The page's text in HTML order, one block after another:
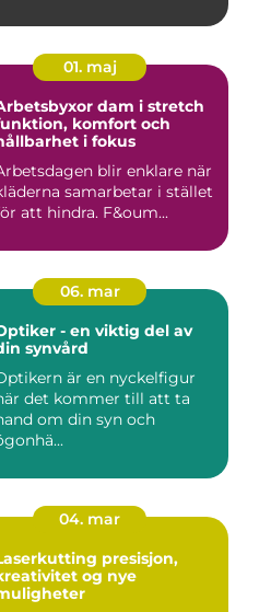
01. maj
dam i stretch
komfort och
i fokus
blir enklare när
samarbetar i stället
att hindra. F&oum...
06. mar
- en viktig del av
synvård
är en nyckelfigur
det kommer till att ta
om din syn och
04. mar
presisjon,
og nye